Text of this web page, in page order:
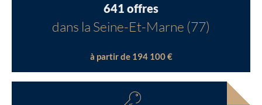
641 offres
dans la Seine-Et-Marne (77)
à partir de 194 100 €